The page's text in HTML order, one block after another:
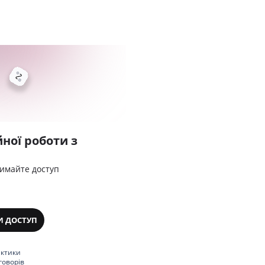
роботи з
доступ
ДОСТУП